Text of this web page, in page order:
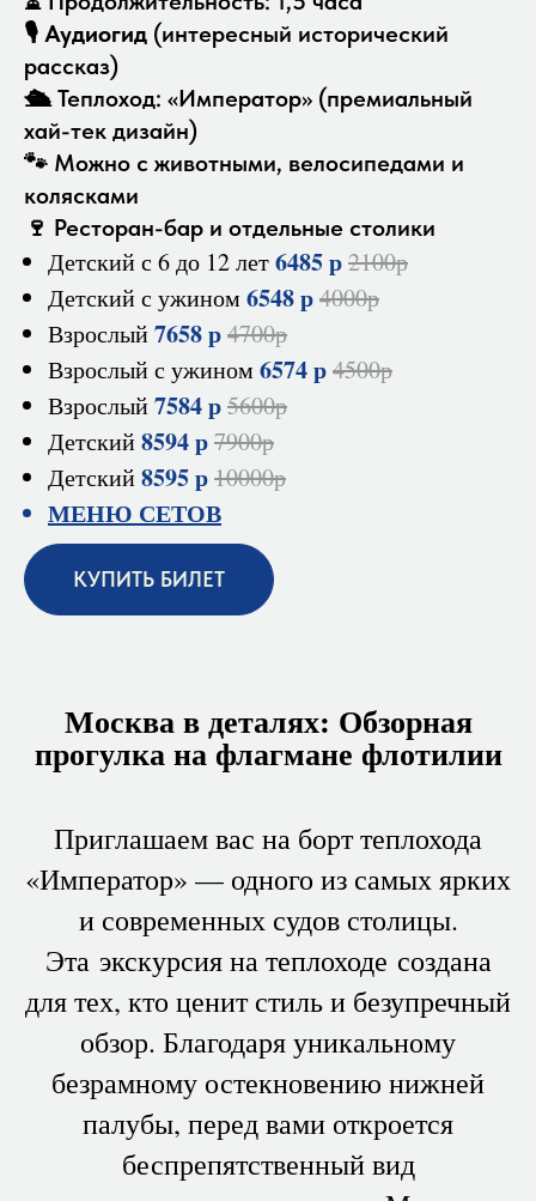
🎙️ Аудиогид (интересный исторический
рассказ)
🛳️ Теплоход: «Император» (премиальный
хай-тек дизайн)
🐾 Можно с животными, велосипедами и
колясками
🍷 Ресторан-бар и отдельные столики
Детский с 6 до 12 лет6485 р2100р
Детский с ужином 6548 р4000р
Взрослый7658 р4700р
Взрослый с ужином 6574 р4500р
Взрослый7584 р5600р
Детский8594 р7900р
Детский8595 р10000р
МЕНЮ СЕТОВ
КУПИТЬ БИЛЕТ
Москва в деталях: Обзорная
прогулка на флагмане флотилии
Приглашаем вас на борт теплохода
«Император» — одного из самых ярких
и современных судов столицы.
Эта экскурсия на теплоходе создана
для тех, кто ценит стиль и безупречный
обзор. Благодаря уникальному
безрамному остекновению нижней
палубы, перед вами откроется
беспрепятственный вид